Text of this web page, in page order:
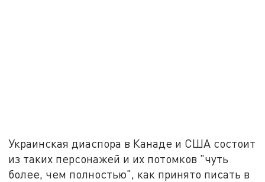
Украинская диаспора в Канаде и США состоит
из таких персонажей и их потомков "чуть
более, чем полностью", как принято писать в